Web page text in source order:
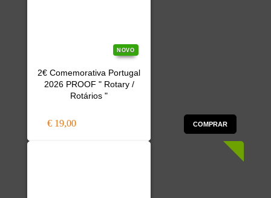
NOVO
2€ Comemorativa Portugal
2026 PROOF " Rotary /
Rotários "
€ 19,00 COMPRAR